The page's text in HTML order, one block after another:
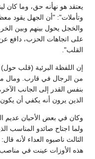
يعتقد هو نهأنه حق، وما كان
وتأملات": "أن الجهل يقود
على اتجاهات الحزب،
القلب".
إن اللفظة البرئية (قلب
من الرجال في قارب. ومال
بنفس القدر إلى الجانب
الذين يرون أنه يكفي أن يكون
وكان في بعض الأحيان عديم
ولما اجتاح صائدو المناسب
الثالث ناصبوه العداء لأنه
هذه الأوزات عينت في مناصب